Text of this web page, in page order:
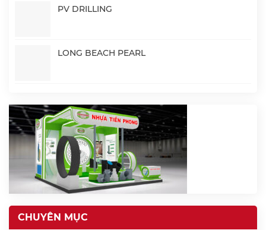
PV DRILLING
LONG BEACH PEARL
CHUYÊN MỤC